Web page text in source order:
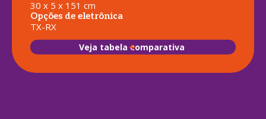
30 x 5 x 151 cm
Opções de eletrônica
TX-RX
Veja tabela comparativa